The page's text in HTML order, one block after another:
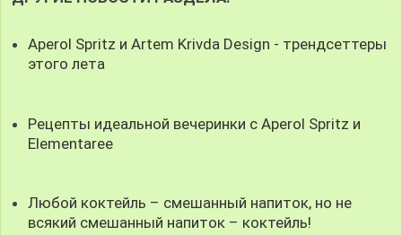
Aperol Spritz и Artem Krivda Design - трендсеттеры
этого лета
Рецепты идеальной вечеринки с Aperol Spritz и
Elementaree
Любой коктейль – смешанный напиток, но не
всякий смешанный напиток – коктейль!